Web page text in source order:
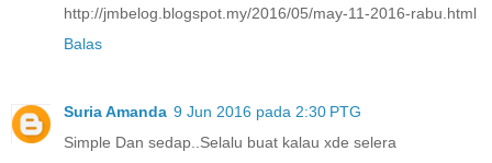
http://jmbelog.blogspot.my/2016/05/may-11-2016-rabu.html
Balas
Suria Amanda 9 Jun 2016 pada 2:30 PTG
Simple Dan sedap..Selalu buat kalau xde selera